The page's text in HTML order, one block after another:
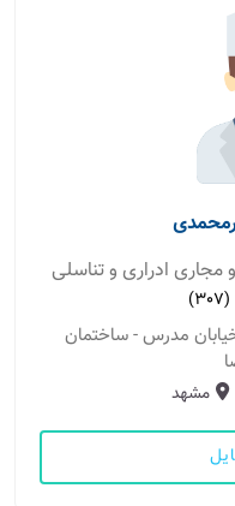
ادراری و تناسلی
(307)
- خیابان مدرس - ساختمان
مشهد